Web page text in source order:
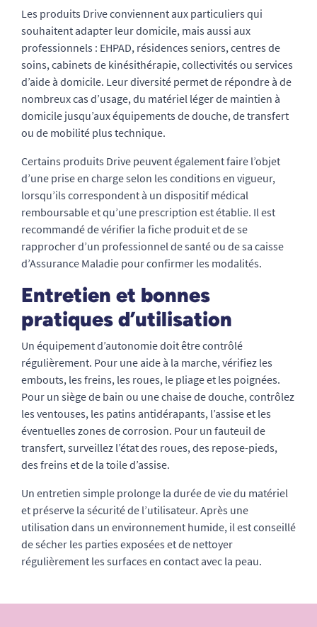
Les produits Drive conviennent aux particuliers qui
souhaitent adapter leur domicile, mais aussi aux
professionnels : EHPAD, résidences seniors, centres de
soins, cabinets de kinésithérapie, collectivités ou services
d’aide à domicile. Leur diversité permet de répondre à de
nombreux cas d’usage, du matériel léger de maintien à
domicile jusqu’aux équipements de douche, de transfert
ou de mobilité plus technique.
Certains produits Drive peuvent également faire l’objet
d’une prise en charge selon les conditions en vigueur,
lorsqu’ils correspondent à un dispositif médical
remboursable et qu’une prescription est établie. Il est
recommandé de vérifier la fiche produit et de se
rapprocher d’un professionnel de santé ou de sa caisse
d’Assurance Maladie pour confirmer les modalités.
Entretien et bonnes
pratiques d’utilisation
Un équipement d’autonomie doit être contrôlé
régulièrement. Pour une aide à la marche, vérifiez les
embouts, les freins, les roues, le pliage et les poignées.
Pour un siège de bain ou une chaise de douche, contrôlez
les ventouses, les patins antidérapants, l’assise et les
éventuelles zones de corrosion. Pour un fauteuil de
transfert, surveillez l’état des roues, des repose-pieds,
des freins et de la toile d’assise.
Un entretien simple prolonge la durée de vie du matériel
et préserve la sécurité de l’utilisateur. Après une
utilisation dans un environnement humide, il est conseillé
de sécher les parties exposées et de nettoyer
régulièrement les surfaces en contact avec la peau.